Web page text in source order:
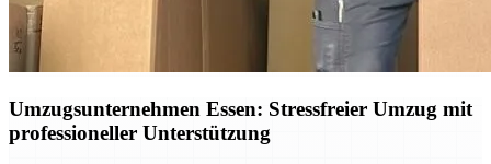
Umzugsunternehmen Essen: Stressfreier Umzug mit
professioneller Unterstützung